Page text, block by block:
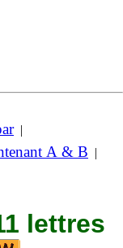
|
A & B |
lettres